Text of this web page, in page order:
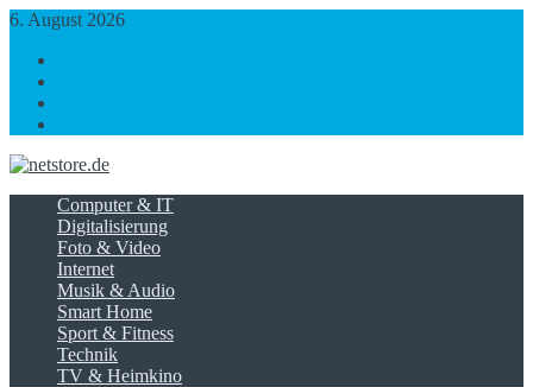
6. August 2026
Computer & IT
Digitalisierung
Foto & Video
Internet
Musik & Audio
Smart Home
Sport & Fitness
Technik
TV & Heimkino